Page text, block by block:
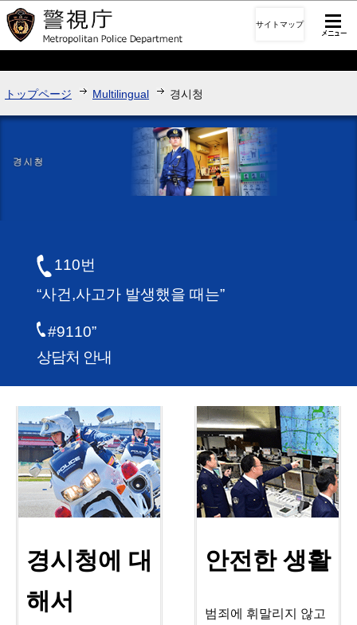
このページの本文へ移動
サイトマップ
トップページ Multilingual 경시청
110번
“사건,사고가 발생했을 때는”
#9110”
상담처 안내
경시청에 대
해서
안전한 생활
범죄에 휘말리지 않고